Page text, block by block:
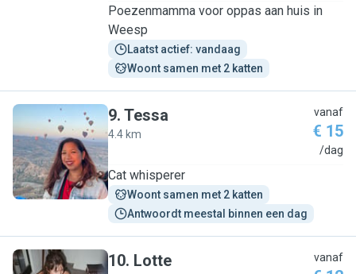
Poezenmamma voor oppas aan huis in
Weesp
Laatst actief: vandaag
Woont samen met 2 katten
T
9. Tessa
4.4 km
vanaf
€ 15
/dag
Cat whisperer
Woont samen met 2 katten
Antwoordt meestal binnen een dag
10. Lotte vanaf